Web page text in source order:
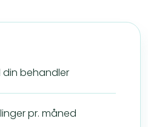
din behandler
pr. måned